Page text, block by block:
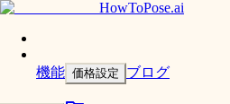
HowToPose.ai
機能 価格設定 ブログ